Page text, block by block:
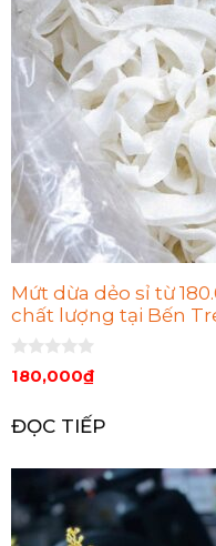
Mứt dừa dẻo sỉ từ
chất lượng tại Bến
0
n
o
à
180,000₫
ĐỌC TIẾP